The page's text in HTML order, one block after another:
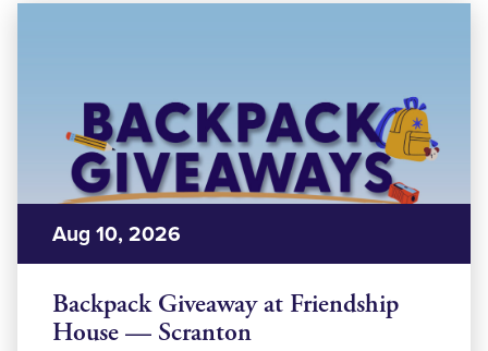
Aug 10, 2026
Backpack Giveaway at Friendship
House — Scranton